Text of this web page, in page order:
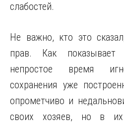
слабостей.
Не важно, кто это
прав. Как
непростое время
сохранения уже
опрометчиво и
своих хозяев, но в их